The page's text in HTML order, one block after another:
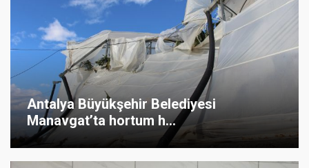
Antalya Büyükşehir Belediyesi
Manavgat’ta hortum h...